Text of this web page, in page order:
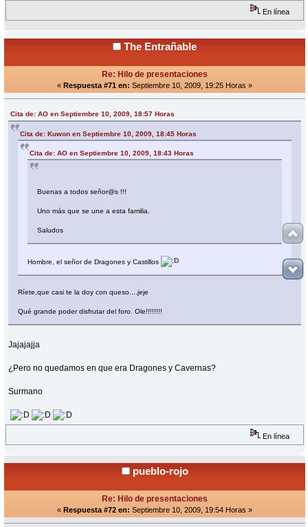
En línea
The Entrañable
Re: Hilo de presentaciones
« Respuesta #71 en: Septiembre 10, 2009, 19:25 Horas »
Cita de: AO en Septiembre 10, 2009, 18:57 Horas
Cita de: Kuwon en Septiembre 10, 2009, 18:45 Horas
Cita de: AO en Septiembre 10, 2009, 18:43 Horas
Buenas a todos señor@s !!!
Uno más que se une a esta familia.
Saludos
Hombre, el señor de Dragones y Castillos
Ríete,que casi te la doy con queso....jeje
Qué grande poder disfrutar del foro. Ole!!!!!!!!
Jajajajja
¿Pero no quedamos en que era Dragones y Cavernas?
Surmano
En línea
pueblo-rojo
Re: Hilo de presentaciones
« Respuesta #72 en: Septiembre 10, 2009, 19:54 Horas »